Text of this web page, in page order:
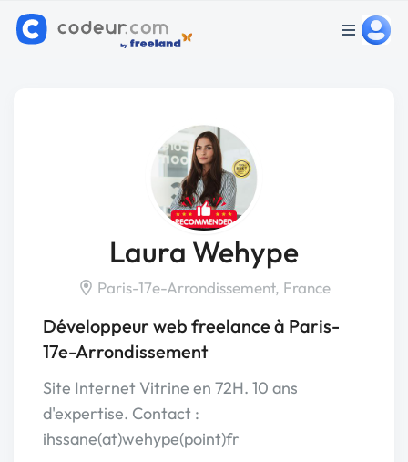
Laura Wehype
Paris-17e-Arrondissement, France
Développeur web freelance à Paris-
17e-Arrondissement
Site Internet Vitrine en 72H. 10 ans
d'expertise. Contact :
ihssane(at)wehype(point)fr